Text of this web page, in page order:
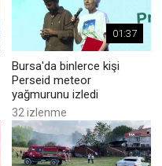
01:37
Bursa'da binlerce kişi
Perseid meteor
yağmurunu izledi
32 izlenme